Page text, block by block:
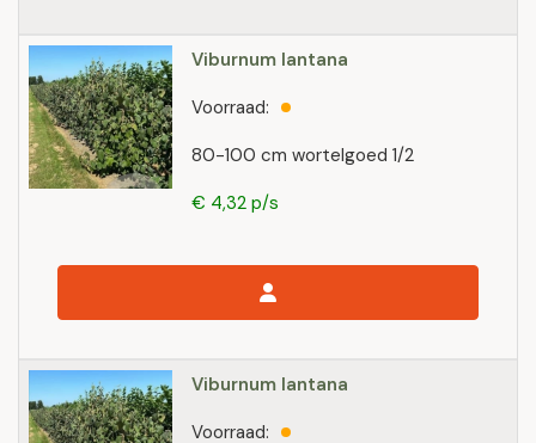
Viburnum lantana
80-100 cm wortelgoed 1/2
Voorraad:
€ 4,32 p/s
Viburnum lantana
Voorraad: